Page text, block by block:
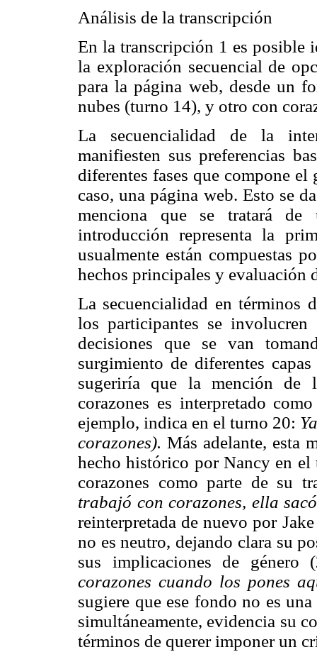
Análisis de la transcripción
En la transcripción 1 es posible
la exploración secuencial de
para la página web, desde un
nubes (turno 14), y otro con
La secuencialidad de la
manifiesten sus preferencias
diferentes fases que compone
caso, una página web. Esto se
menciona que se tratará
introducción representa la
usualmente están compuestas
hechos principales y evaluación
La secuencialidad en términos
los participantes se
decisiones que se van
surgimiento de diferentes
sugeriría que la mención
corazones es interpretado
ejemplo, indica en el turno 20:
corazones). Más adelante, esta
hecho histórico por Nancy en el
corazones como parte de su
trabajó con corazones, ella
reinterpretada de nuevo por
no es neutro, dejando clara su
sus implicaciones de
corazones cuando los pones
sugiere que ese fondo no es
simultáneamente, evidencia su
términos de querer imponer un